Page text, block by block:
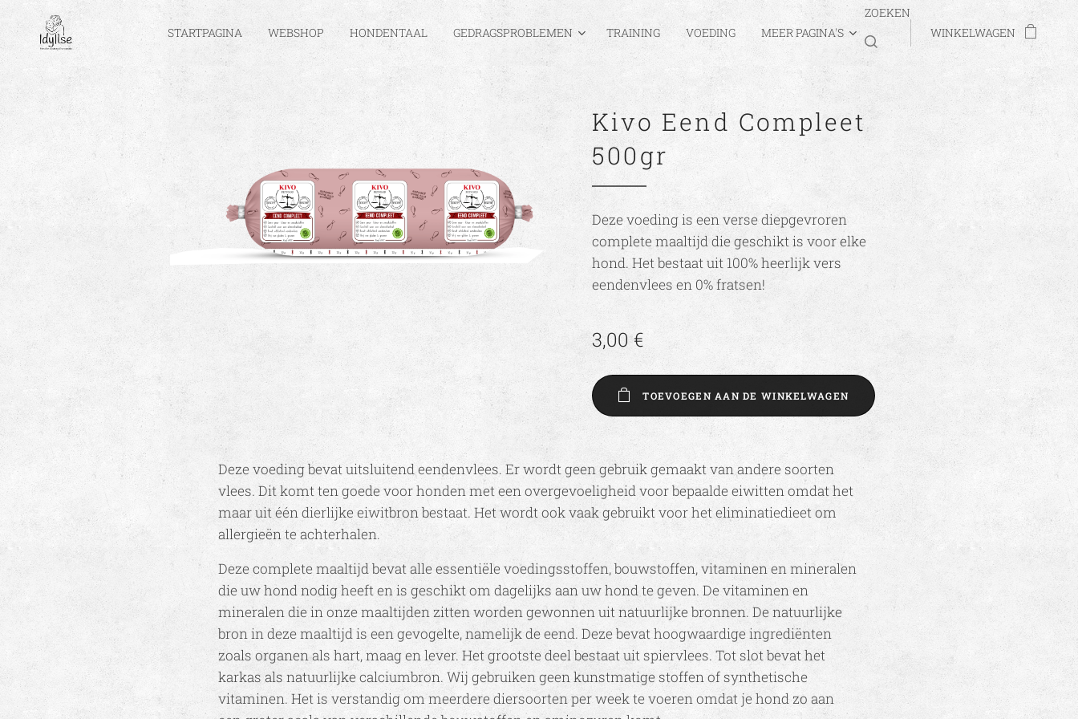
STARTPAGINA WEBSHOP HONDENTAAL GEDRAGSPROBLEMEN TRAINING VOEDING MEER PAGINA'S
ZOEKEN
WINKELWAGEN
Kivo Eend Compleet
500gr
Deze voeding is een verse diepgevroren
complete maaltijd die geschikt is voor elke
hond. Het bestaat uit 100% heerlijk vers
eendenvlees en 0% fratsen!
3,00€
TOEVOEGEN AAN DE WINKELWAGEN
Deze voeding bevat uitsluitend eendenvlees. Er wordt geen gebruik gemaakt van andere soorten
vlees. Dit komt ten goede voor honden met een overgevoeligheid voor bepaalde eiwitten omdat het
maar uit één dierlijke eiwitbron bestaat. Het wordt ook vaak gebruikt voor het eliminatiedieet om
allergieën te achterhalen.
Deze complete maaltijd bevat alle essentiële voedingsstoffen, bouwstoffen, vitaminen en mineralen
die uw hond nodig heeft en is geschikt om dagelijks aan uw hond te geven. De vitaminen en
mineralen die in onze maaltijden zitten worden gewonnen uit natuurlijke bronnen. De natuurlijke
bron in deze maaltijd is een gevogelte, namelijk de eend. Deze bevat hoogwaardige ingrediënten
zoals organen als hart, maag en lever. Het grootste deel bestaat uit spiervlees. Tot slot bevat het
karkas als natuurlijke calciumbron. Wij gebruiken geen kunstmatige stoffen of synthetische
vitaminen. Het is verstandig om meerdere diersoorten per week te voeren omdat je hond zo aan